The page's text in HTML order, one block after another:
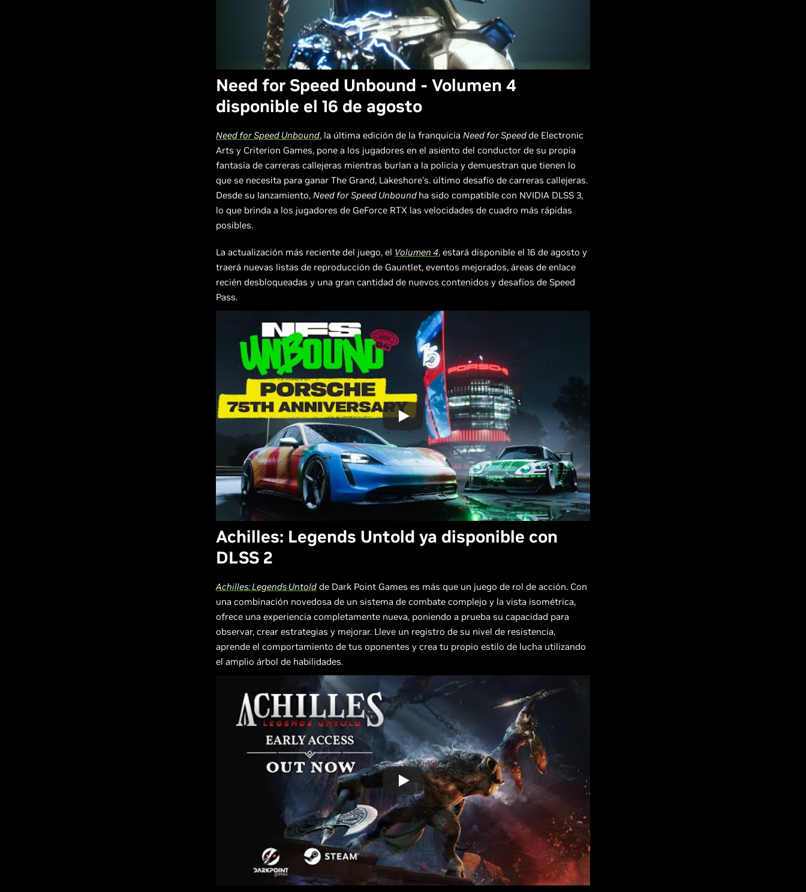
Need for Speed Unbound - Volumen 4
disponible el 16 de agosto
Need for Speed Unbound, la última edición de la franquicia Need for Speedde Electronic
Arts y Criterion Games, pone a los jugadores en el asiento del conductor de su propia
fantasía de carreras callejeras mientras burlan a la policía y demuestran que tienen lo
que se necesita para ganar The Grand, Lakeshore's. último desafío de carreras callejeras.
Desde su lanzamiento, Need for Speed Unbound ha sido compatible con NVIDIA DLSS 3,
lo que brinda a los jugadores de GeForce RTX las velocidades de cuadro más rápidas
posibles.
La actualización más reciente del juego, el Volumen 4, estará disponible el 16 de agosto y
traerá nuevas listas de reproducción de Gauntlet, eventos mejorados, áreas de enlace
recién desbloqueadas y una gran cantidad de nuevos contenidos y desafíos de Speed
Pass.
Achilles: Legends Untold ya disponible con
DLSS 2
Achilles: Legends Untold de Dark Point Games es más que un juego de rol de acción. Con
una combinación novedosa de un sistema de combate complejo y la vista isométrica,
ofrece una experiencia completamente nueva, poniendo a prueba su capacidad para
observar, crear estrategias y mejorar. Lleve un registro de su nivel de resistencia,
aprende el comportamiento de tus oponentes y crea tu propio estilo de lucha utilizando
el amplio árbol de habilidades.